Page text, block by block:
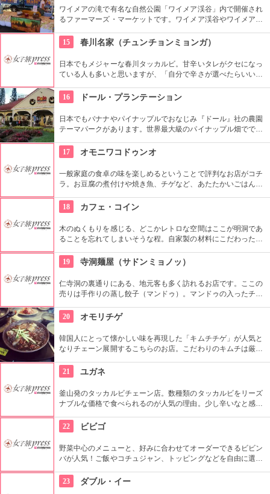
過ごせます。
ワイメアの滝で有名な自然公園「ワイメア渓谷」内で開催され
るファーマーズ・マーケットです。ワイメア渓谷やワイメアの
していますので、おやつはもちろん、ディナーを楽しむのもア
リですね。
15 春川名家（チュンチョンミョンガ）
日本でもメジャーな春川タッカルビ。甘辛いタレがクセになっ
ている人も多いと思いますが、「自分で辛さが選べたらいいな
を自分で調整することができます。そういったところも常連客
から愛されているのですね。
16 ドール・プランテーション
日本でもバナナやパイナップルでおなじみ『ドール』社の農園
テーマパークがあります。世界最大級のパイナップル畑ででき
めるアトラクションがあります。カワイイお土産もいっぱい。
17 オモニワコドゥンオ
一般家庭の食卓の味を楽しめるということで評判なお店がコチ
ラ。お豆腐の煮付けや焼き魚、チゲなど、あたたかいごはんと
飯に変更する事も出来ます。どこか懐かしい店内に、韓国のお
家にお邪魔しているような雰囲気もGood。
18 カフェ・コイン
木のぬくもりを感じる、どこかレトロな空間はここが明洞であ
ることを忘れてしまいそうな程。自家製の材料にこだわったカ
の「おもてなし」に驚くはず。接客の良さや、お味に、ここは
ホテル？とため息がでてしまうかも。
19 寺洞麺屋（サドンミョノッ）
仁寺洞の裏通りにある、地元客も多く訪れるお店です。ここの
売りは手作りの蒸し餃子（マンドゥ）。マンドゥの入ったチョ
など、定番の韓国料理がそろっています。
20 オモリチゲ
韓国人にとって懐かしい味を再現した「キムチチゲ」が人気と
なりチェーン展開するこちらのお店。こだわりのキムチは厳選
ムチ「ゴッチョリ」や、おこげを煮込んだ「ヌルンジ」、もち
ろん熟成キムチもセルフサービス食べ放題。
21 ユガネ
釜山発のタッカルビチェーン店。数種類のタッカルビをリーズ
ナブルな価格で食べられるのが人気の理由。少し辛いなと感じ
めのポンクッパも美味しいと評判なので是非試してみて。日本
語は通じない事が多いので、事前に準備を。
22 ビビゴ
野菜中心のメニューと、好みに合わせてオーダーできるビビン
バが人気！ご飯やコチュジャン、トッピングなどを自由に選択
サラダ丼のようなビビンバは身体にも良く、特に女性に人気で
す。
23 ダブル・イー